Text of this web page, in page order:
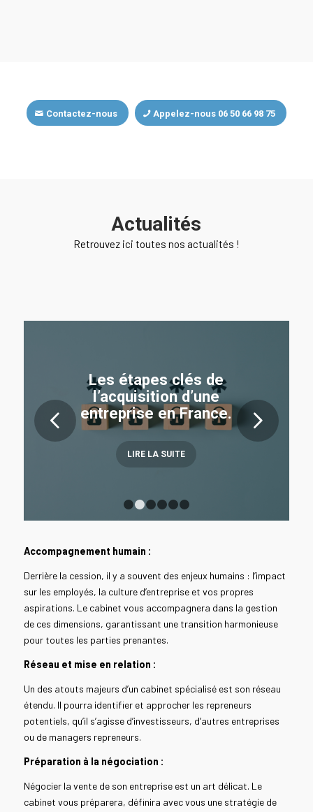
Contactez-nous Appelez-nous 06 50 66 98 75
Actualités
Retrouvez ici toutes nos actualités !
Les étapes clés de
l’acquisition d’une
entreprise en France.
LIRE LA SUITE
Suivant
Accompagnement humain :
Derrière la cession, il y a souvent des enjeux humains : l’impact
sur les employés, la culture d’entreprise et vos propres
aspirations. Le cabinet vous accompagnera dans la gestion
de ces dimensions, garantissant une transition harmonieuse
pour toutes les parties prenantes.
Réseau et mise en relation :
Un des atouts majeurs d’un cabinet spécialisé est son réseau
étendu. Il pourra identifier et approcher les repreneurs
potentiels, qu’il s’agisse d’investisseurs, d’autres entreprises
ou de managers repreneurs.
Préparation à la négociation :
Négocier la vente de son entreprise est un art délicat. Le
cabinet vous préparera, définira avec vous une stratégie de